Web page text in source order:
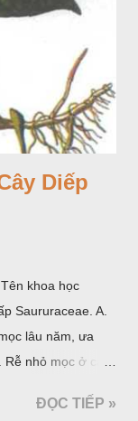
Diếp
khoa học
Saururaceae. A.
lâu năm, ưa
nhỏ mọc ở các
Hoa nhỏ màu
ĐỌC TIẾP »